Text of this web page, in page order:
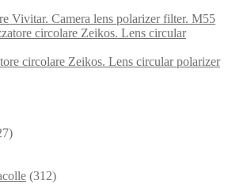
Vivitar. Camera lens polarizer filter. M55
circolare Zeikos. Lens circular polarizer
(312)